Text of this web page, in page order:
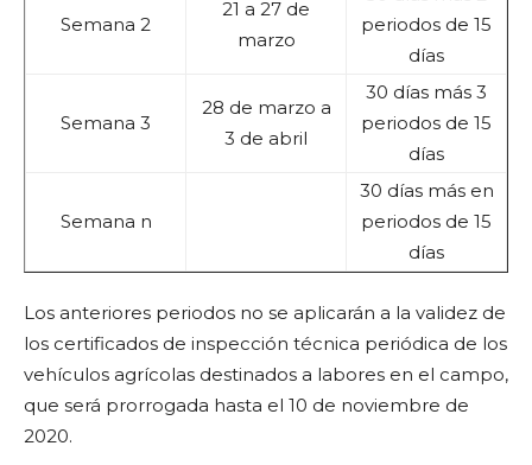
Semana 2
21 a 27 de
marzo
periodos de 15
días
Semana 3
28 de marzo a
3 de abril
30 días más 3
periodos de 15
días
Semana n
30 días más en
periodos de 15
días
Los anteriores periodos no se aplicarán a la validez de
los certificados de inspección técnica periódica de los
vehículos agrícolas destinados a labores en el campo,
que será prorrogada hasta el 10 de noviembre de
2020.